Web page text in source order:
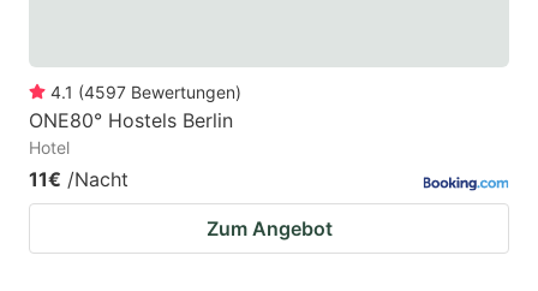
4.1 (4597 Bewertungen)
ONE80° Hostels Berlin
Hotel
11€ /Nacht
Zum Angebot